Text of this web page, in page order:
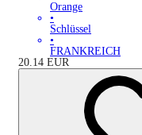
Orange
•
Schlüssel
•
FRANKREICH
20.14 EUR